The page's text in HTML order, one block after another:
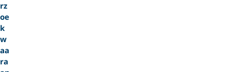
rz
oe
k
w
aa
ra